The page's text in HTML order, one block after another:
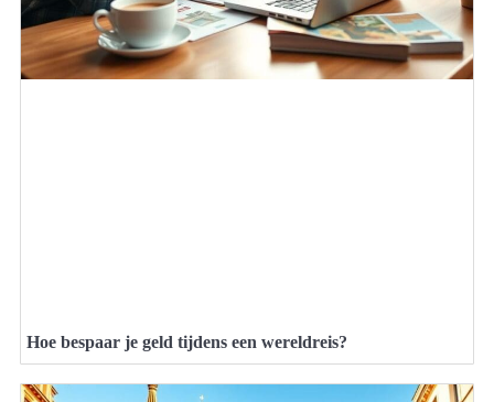
Hoe bespaar je geld tijdens een wereldreis?